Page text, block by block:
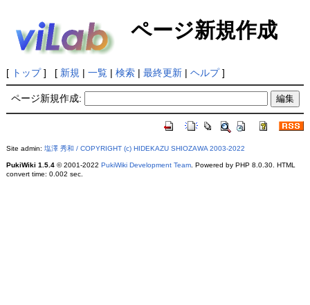
ページ新規作成
[ トップ] [ 新規 | 一覧| 検索| 最終更新| ヘルプ]
ページ新規作成:
Site admin: 塩澤 秀和 / COPYRIGHT (c) HIDEKAZU SHIOZAWA 2003-2022
PukiWiki 1.5.4© 2001-2022 PukiWiki Development Team. Powered by PHP 8.0.30. HTML
convert time: 0.002 sec.